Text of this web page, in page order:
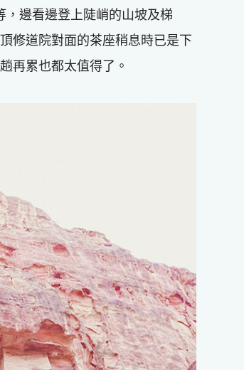
邊看邊登上陡峭的山坡及梯
修道院對面的茶座稍息時已是下
再累也都太值得了。